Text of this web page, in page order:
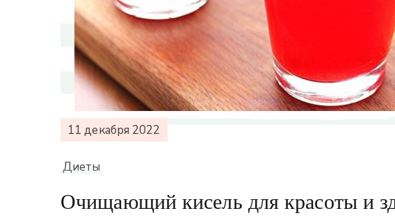
11 декабря 2022
Диеты
Очищающий кисель для красоты и